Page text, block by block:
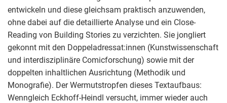
entwickeln und diese gleichsam praktisch anzuwenden,
ohne dabei auf die detaillierte Analyse und ein Close-
Reading von Building Stories zu verzichten. Sie jongliert
gekonnt mit den Doppeladressat:innen (Kunstwissenschaft
und interdisziplinäre Comicforschung) sowie mit der
doppelten inhaltlichen Ausrichtung (Methodik und
Monografie). Der Wermutstropfen dieses Textaufbaus:
Wenngleich Eckhoff-Heindl versucht, immer wieder auch